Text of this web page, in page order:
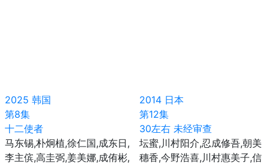
2025 韩国
第8集
十二使者
马东锡,朴炯植,徐仁国,成东日,
李主傧,高圭弼,姜美娜,成侑彬,
2014 日本
第12集
30左右 未经审查
坛蜜,川村阳介,忍成修吾,朝美
穗香,今野浩喜,川村惠美子,信